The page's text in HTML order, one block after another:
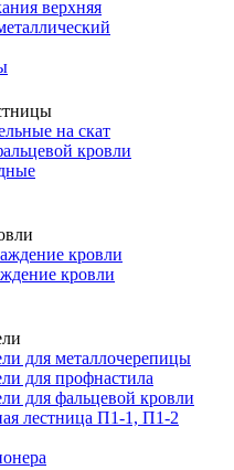
верхняя
на скат
кровли
кровли
кровли
для металлочерепицы
для профнастила
для фальцевой кровли
лестница П1-1, П1-2